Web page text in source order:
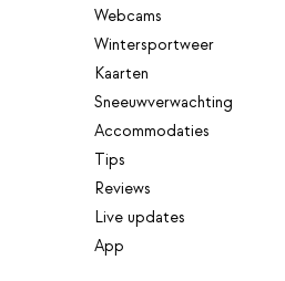
Webcams
Wintersportweer
Kaarten
Sneeuwverwachting
Accommodaties
Tips
Reviews
Live updates
App